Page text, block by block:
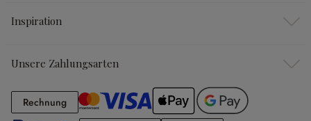
Inspiration
Unsere Zahlungsarten
RechnungRechnung